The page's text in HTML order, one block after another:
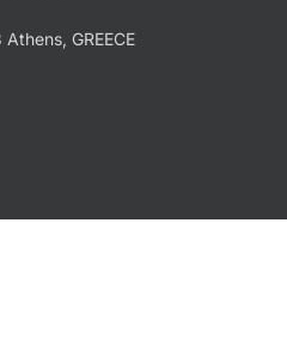
GREECE